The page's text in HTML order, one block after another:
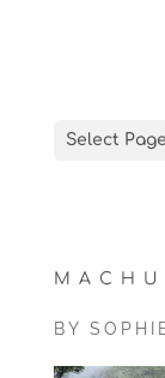
Select Page
BY